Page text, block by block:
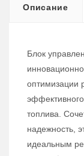
Описание
Блок
оптимизации
топлива.
надежность,
идеальным